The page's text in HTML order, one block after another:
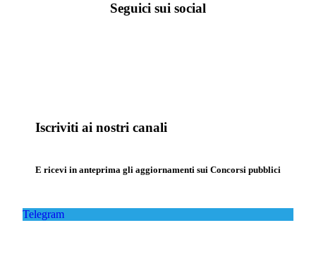
Seguici sui social
Iscriviti ai nostri canali
E ricevi in anteprima gli aggiornamenti sui Concorsi pubblici
Telegram